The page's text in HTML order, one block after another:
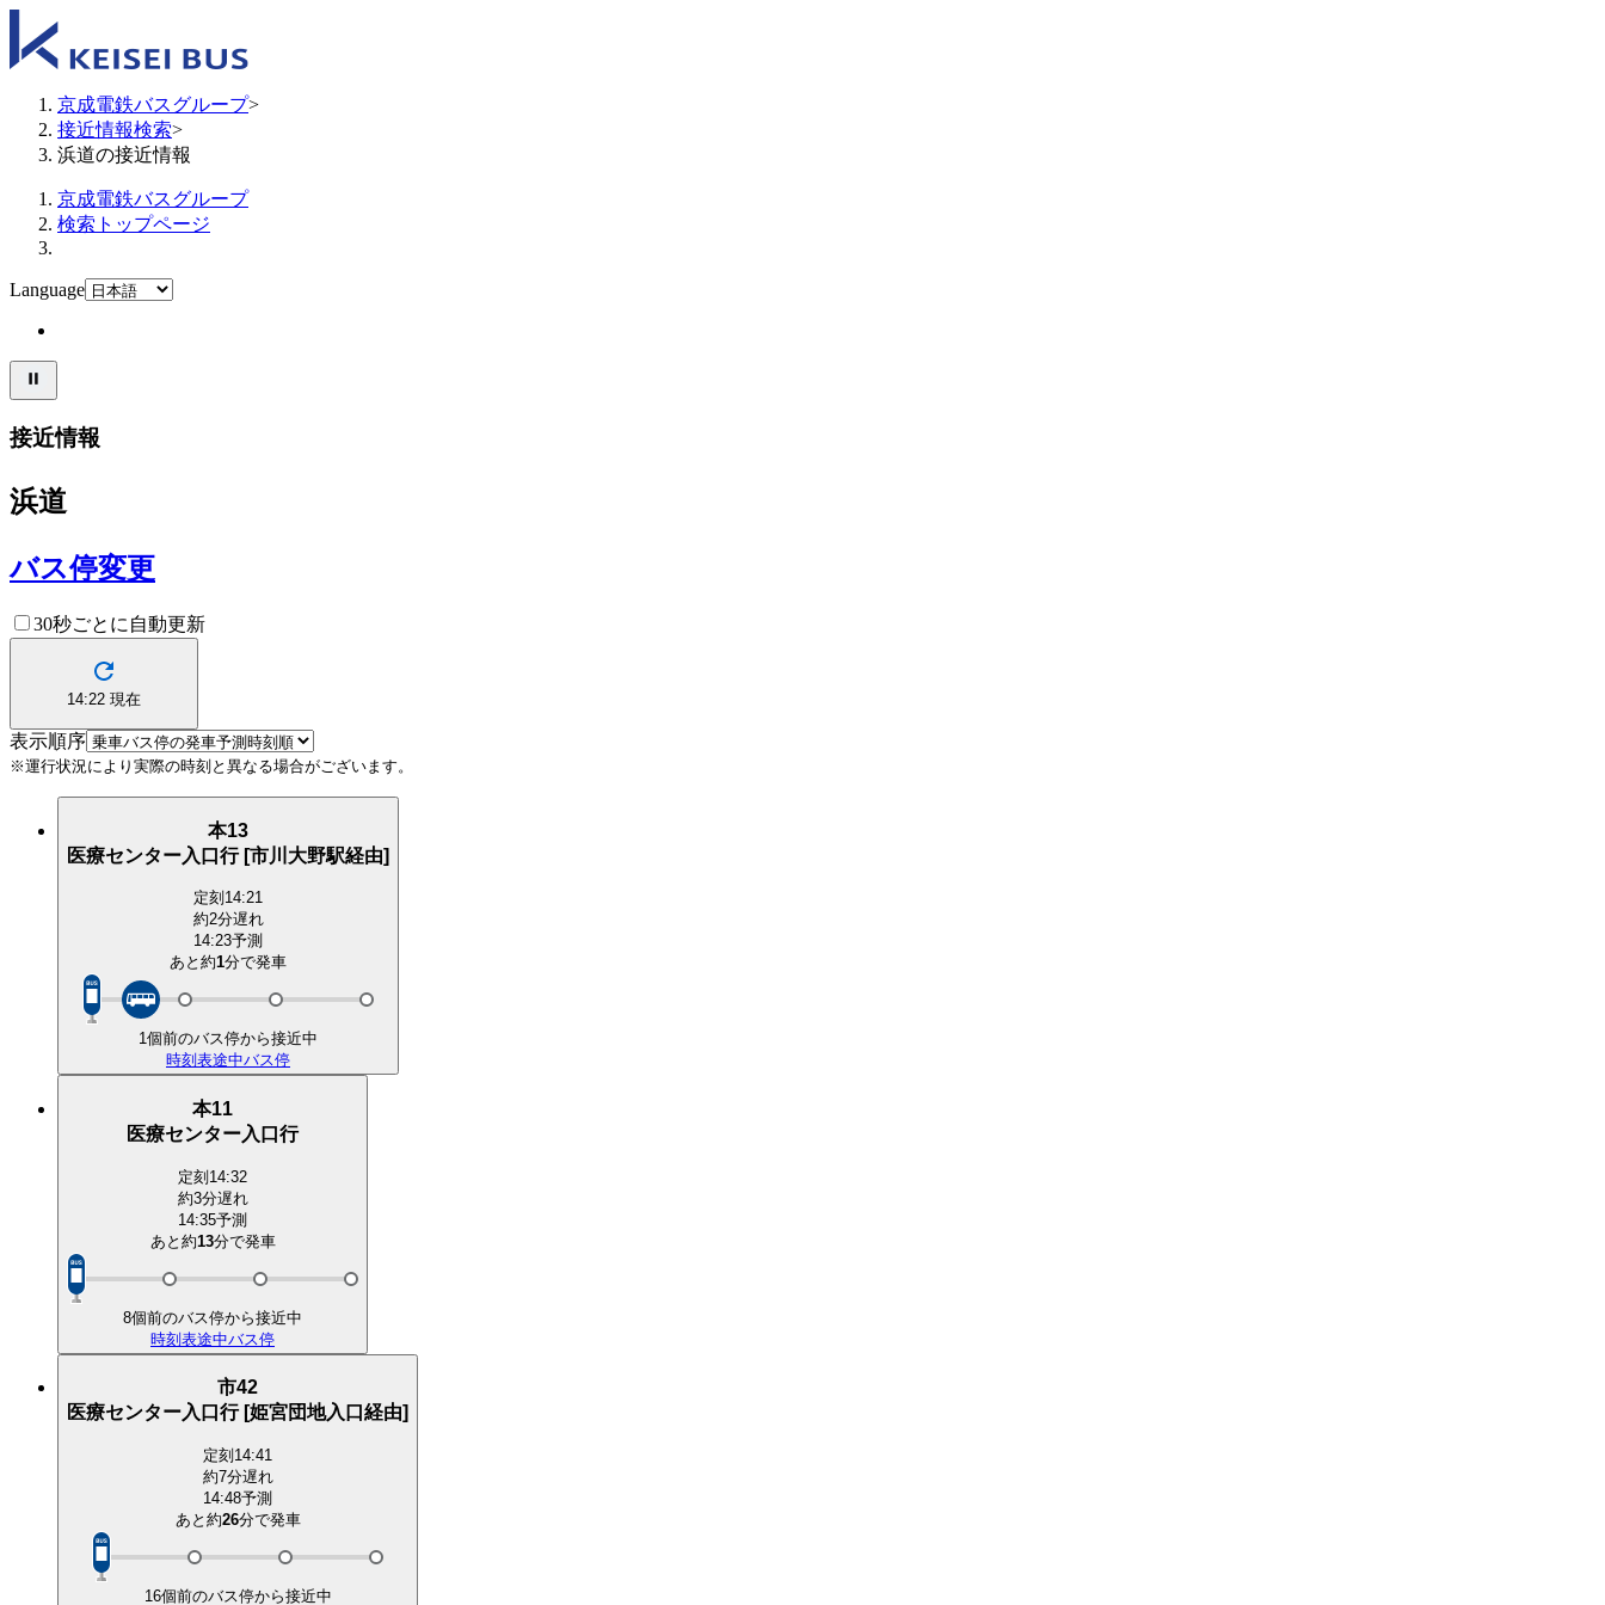
京成電鉄バスグループ>
接近情報検索>
浜道の接近情報
京成電鉄バスグループ
検索トップページ
Language
接近情報
浜道
バス停変更
30秒ごとに自動更新
14:22 現在
表示順序
※運行状況により実際の時刻と異なる場合がございます。
本13
医療センター入口行 [市川大野駅経由]
定刻 14:21
約2分遅れ
14:23予測
あと約1分で発車
1個前のバス停から接近中
時刻表途中バス停
本11
医療センター入口行
定刻14:32
約3分遅れ
14:35予測
あと約13分で発車
8個前のバス停から接近中
時刻表途中バス停
市42
医療センター入口行 [姫宮団地入口経由]
定刻 14:41
約7分遅れ
14:48予測
あと約26分で発車
16個前のバス停から接近中